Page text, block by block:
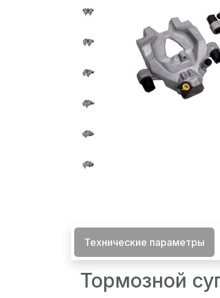
Технические параметры
Тормозной